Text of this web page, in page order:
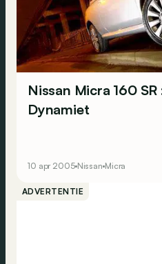
Nissan Micra 160
Dynamiet
10 apr 2005 Nissan Micra
ADVERTENTIE